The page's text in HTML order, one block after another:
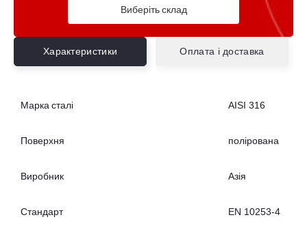
Виберіть склад
Характеристики Оплата і доставка
Марка сталі AISI 316
Поверхня полірована
Виробник Азія
Стандарт EN 10253-4